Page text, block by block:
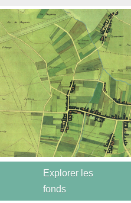
Explorer les
fonds